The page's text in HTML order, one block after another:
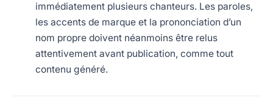
immédiatement plusieurs chanteurs. Les paroles,
les accents de marque et la prononciation d’un
nom propre doivent néanmoins être relus
attentivement avant publication, comme tout
contenu généré.